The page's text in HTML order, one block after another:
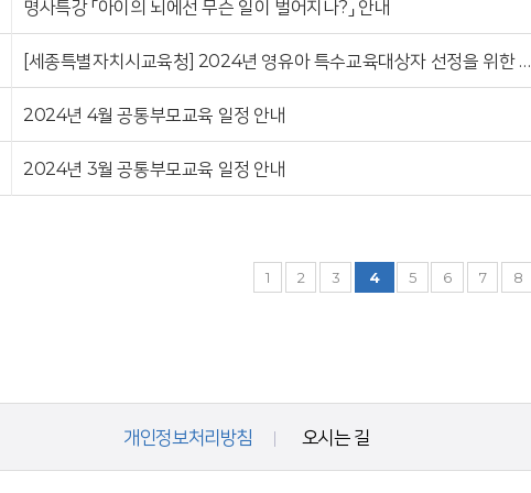
명사특강 「아이의 뇌에선 무슨 일이 벌어지나?」 안내
[세종특별자치시교육청] 2024년 영유아 특수교육대상자 선정을 위한 …
2024년 4월 공통부모교육 일정 안내
2024년 3월 공통부모교육 일정 안내
1 2 3 4 5 6 7 8
개인정보처리방침 오시는 길